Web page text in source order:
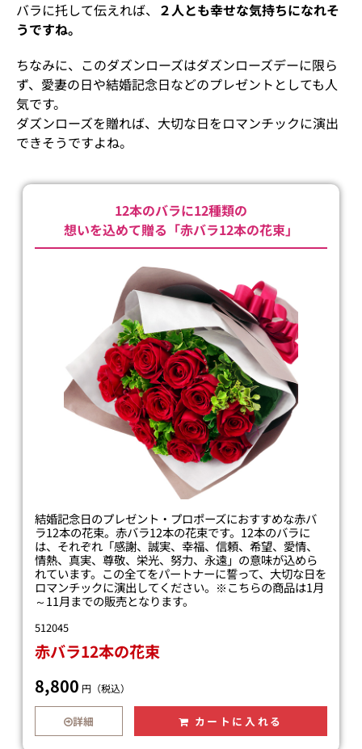
バラに托して伝えれば、 ２人とも幸せな気持ちになれそ
うですね。
ちなみに、このダズンローズはダズンローズデーに限ら
ず、愛妻の日や結婚記念日などのプレゼントとしても人
気です。
ダズンローズを贈れば、大切な日をロマンチックに演出
できそうですよね。
12本のバラに12種類の
想いを込めて贈る「赤バラ12本の花束」
結婚記念日のプレゼント・プロポーズにおすすめな赤バ
ラ12本の花束。赤バラ12本の花束です。12本のバラに
は、それぞれ「感謝、誠実、幸福、信頼、希望、愛情、
情熱、真実、尊敬、栄光、努力、永遠」の意味が込めら
れています。この全てをパートナーに誓って、大切な日を
ロマンチックに演出してください。※こちらの商品は1月
～11月までの販売となります。
512045
赤バラ12本の花束
8,800 円（税込）
詳細 カートに入れる